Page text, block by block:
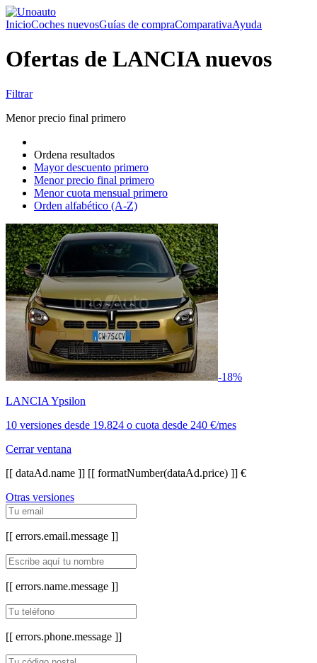
InicioCoches nuevosGuías de compraComparativaAyuda
Ofertas de LANCIA nuevos
Filtrar
Menor precio final primero
Ordena resultados
Mayor descuento primero
Menor precio final primero
Menor cuota mensual primero
Orden alfabético (A-Z)
-18%
LANCIA Ypsilon
10 versiones desde 19.824 o cuota desde 240 €/mes
Cerrar ventana
[[ dataAd.name ]] [[ formatNumber(dataAd.price) ]] €
Otras versiones
[[ errors.email.message ]]
[[ errors.name.message ]]
[[ errors.phone.message ]]